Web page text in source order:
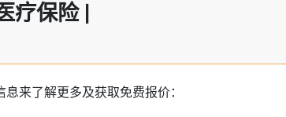
疗保险 |
来了解更多及获取免费报价：